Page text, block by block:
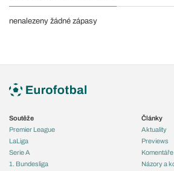
nenalezeny žádné zápasy
Soutěže
Premier League
LaLiga
Serie A
1. Bundesliga
Články
Aktuality
Previews
Názory a